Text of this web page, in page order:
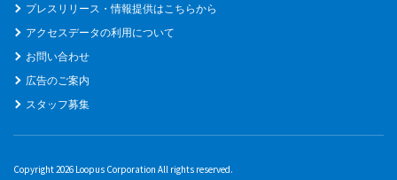
プレスリリース・情報提供はこちらから
アクセスデータの利用について
お問い合わせ
広告のご案内
スタッフ募集
Copyright 2026 Loopus Corporation All rights reserved.